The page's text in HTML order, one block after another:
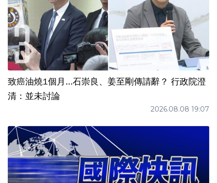
致癌油燒1個月...石崇良、姜至剛傳請辭？ 行政院澄
清：並未討論
2026.08.08 19:07